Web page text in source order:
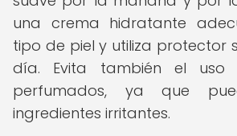
una crema hidratante
tipo de piel y utiliza protector
día. Evita también el uso
perfumados, ya que
ingredientes irritantes.